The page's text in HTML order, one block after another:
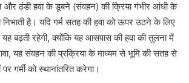
और ठंडी हवा के डूबने (संवहन) की क्रिया गंभीर आंधी के
निभाती है। यदि गर्म सतह की हवा को ऊपर उठने के लिए
यह बढ़ती रहेगी, क्योंकि यह आसपास की हवा की तुलना में
यह संवहन की प्रक्रिया के माध्यम से भूमि की सतह से
गर्मी को स्थानांतरित करेगा।